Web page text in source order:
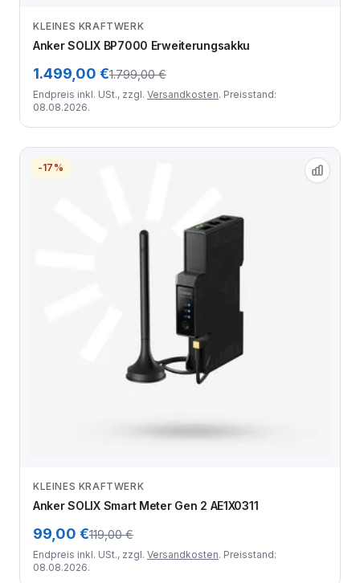
Zum Angebot
KLEINES KRAFTWERK
Anker SOLIX BP7000 Erweiterungsakku
1.499,00 €1.799,00 €
Endpreis inkl. USt., zzgl. Versandkosten. Preisstand:
08.08.2026.
-17%
Zum Angebot
KLEINES KRAFTWERK
Anker SOLIX Smart Meter Gen 2 AE1X0311
99,00 €119,00 €
Endpreis inkl. USt., zzgl. Versandkosten. Preisstand:
08.08.2026.